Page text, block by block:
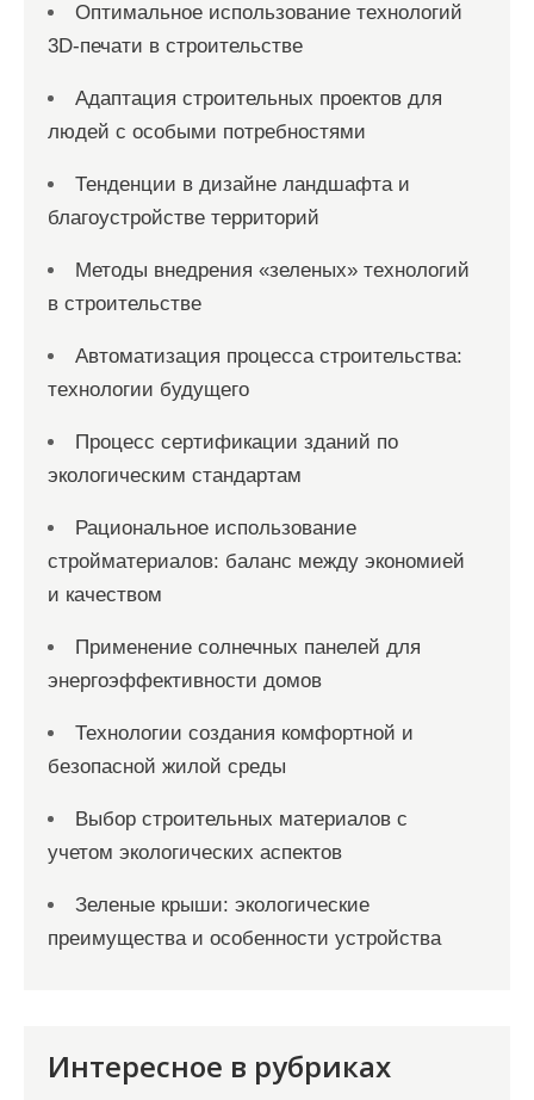
Оптимальное использование технологий
3D-печати в строительстве
Адаптация строительных проектов для
людей с особыми потребностями
Тенденции в дизайне ландшафта и
благоустройстве территорий
Методы внедрения «зеленых» технологий
в строительстве
Автоматизация процесса строительства:
технологии будущего
Процесс сертификации зданий по
экологическим стандартам
Рациональное использование
стройматериалов: баланс между экономией
и качеством
Применение солнечных панелей для
энергоэффективности домов
Технологии создания комфортной и
безопасной жилой среды
Выбор строительных материалов с
учетом экологических аспектов
Зеленые крыши: экологические
преимущества и особенности устройства
Интересное в рубриках